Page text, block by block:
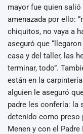
mayor fue quien
amenazada por ello:
chiquitos, no vaya a
aseguró que
casa y del taller, las
terminar, todo”.
están en la
alguien le aseguró
padre les confería: la
detenido como preso
Menen y con el